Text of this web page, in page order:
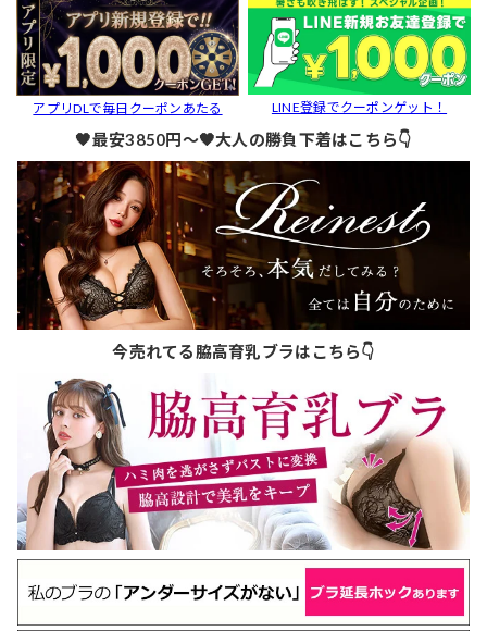
アプリDLで毎日クーポンあたる LINE登録でクーポンゲット！
🖤最安3850円～🖤大人の勝負下着はこちら👇
今売れてる脇高育乳ブラはこちら👇